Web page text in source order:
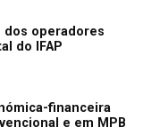
operadores
do IFAP
financeira
e em MPB